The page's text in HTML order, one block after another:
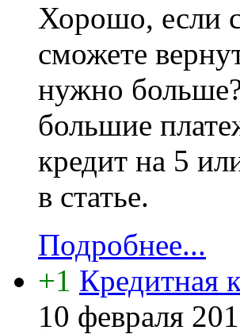
Хорошо, если
сможете
нужно
большие
кредит на 5
в статье.
Подробнее...
+1 Кредитная
10 февраля